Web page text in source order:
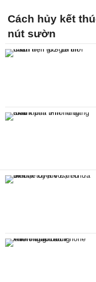
Cách hủy kết
nút sườn